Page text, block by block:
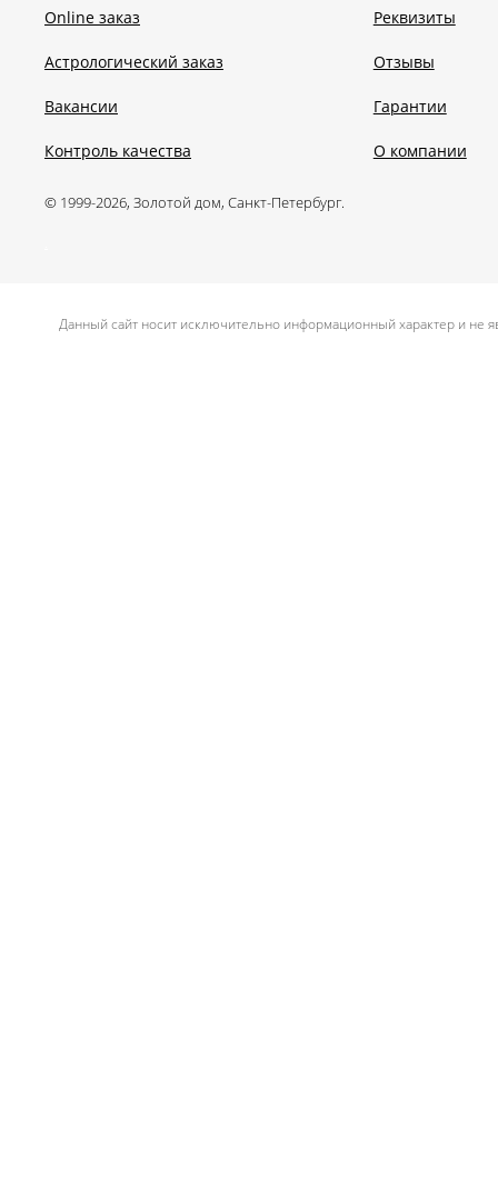
Online заказ
Астрологический заказ
Вакансии
Контроль качества
Реквизиты
Отзывы
Гарантии
О компании
© 1999-2026, Золотой дом, Санкт-Петербург.
Данный сайт носит исключительно информационный характер и не